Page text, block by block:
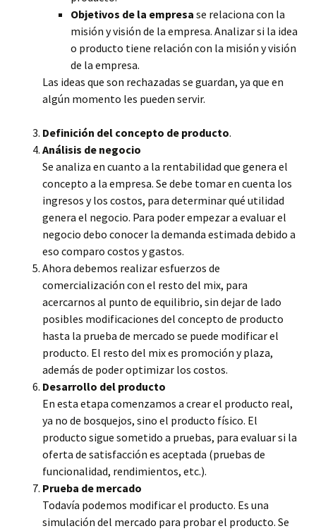
Objetivos de la empresa se relaciona con la
misión y visión de la empresa. Analizar si la idea
o producto tiene relación con la misión y visión
de la empresa.
Las ideas que son rechazadas se guardan, ya que en
algún momento les pueden servir.
Definición del concepto de producto.
Análisis de negocio
Se analiza en cuanto a la rentabilidad que genera el
concepto a la empresa. Se debe tomar en cuenta los
ingresos y los costos, para determinar qué utilidad
genera el negocio. Para poder empezar a evaluar el
negocio debo conocer la demanda estimada debido a
eso comparo costos y gastos.
Ahora debemos realizar esfuerzos de
comercialización con el resto del mix, para
acercarnos al punto de equilibrio, sin dejar de lado
posibles modificaciones del concepto de producto
hasta la prueba de mercado se puede modificar el
producto. El resto del mix es promoción y plaza,
además de poder optimizar los costos.
Desarrollo del producto
En esta etapa comenzamos a crear el producto real,
ya no de bosquejos, sino el producto físico. El
producto sigue sometido a pruebas, para evaluar si la
oferta de satisfacción es aceptada (pruebas de
funcionalidad, rendimientos, etc.).
Prueba de mercado
Todavía podemos modificar el producto. Es una
simulación del mercado para probar el producto. Se